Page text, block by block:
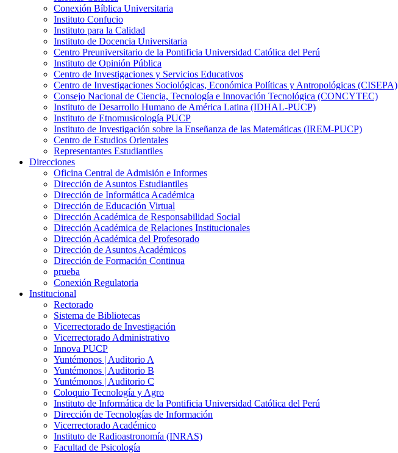
Conexión Bíblica Universitaria
Instituto Confucio
Instituto para la Calidad
Instituto de Docencia Universitaria
Centro Preuniversitario de la Pontificia Universidad Católica del Perú
Instituto de Opinión Pública
Centro de Investigaciones y Servicios Educativos
Centro de Investigaciones Sociológicas, Económica Políticas y Antropológicas (CISEPA)
Consejo Nacional de Ciencia, Tecnología e Innovación Tecnológica (CONCYTEC)
Instituto de Desarrollo Humano de América Latina (IDHAL-PUCP)
Instituto de Etnomusicología PUCP
Instituto de Investigación sobre la Enseñanza de las Matemáticas (IREM-PUCP)
Centro de Estudios Orientales
Representantes Estudiantiles
Direcciones
Oficina Central de Admisión e Informes
Dirección de Asuntos Estudiantiles
Dirección de Informática Académica
Dirección de Educación Virtual
Dirección Académica de Responsabilidad Social
Dirección Académica de Relaciones Institucionales
Dirección Académica del Profesorado
Dirección de Asuntos Académicos
Dirección de Formación Continua
prueba
Conexión Regulatoria
Institucional
Rectorado
Sistema de Bibliotecas
Vicerrectorado de Investigación
Vicerrectorado Administrativo
Innova PUCP
Yuntémonos | Auditorio A
Yuntémonos | Auditorio B
Yuntémonos | Auditorio C
Coloquio Tecnología y Agro
Instituto de Informática de la Pontificia Universidad Católica del Perú
Dirección de Tecnologías de Información
Vicerrectorado Académico
Instituto de Radioastronomía (INRAS)
Facultad de Psicología